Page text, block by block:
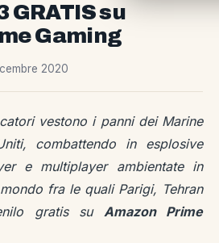
su
Gaming
2020
vestono i panni dei Marine
combattendo in esplosive
e multiplayer ambientate in
fra le quali Parigi, Tehran
gratis su Amazon Prime